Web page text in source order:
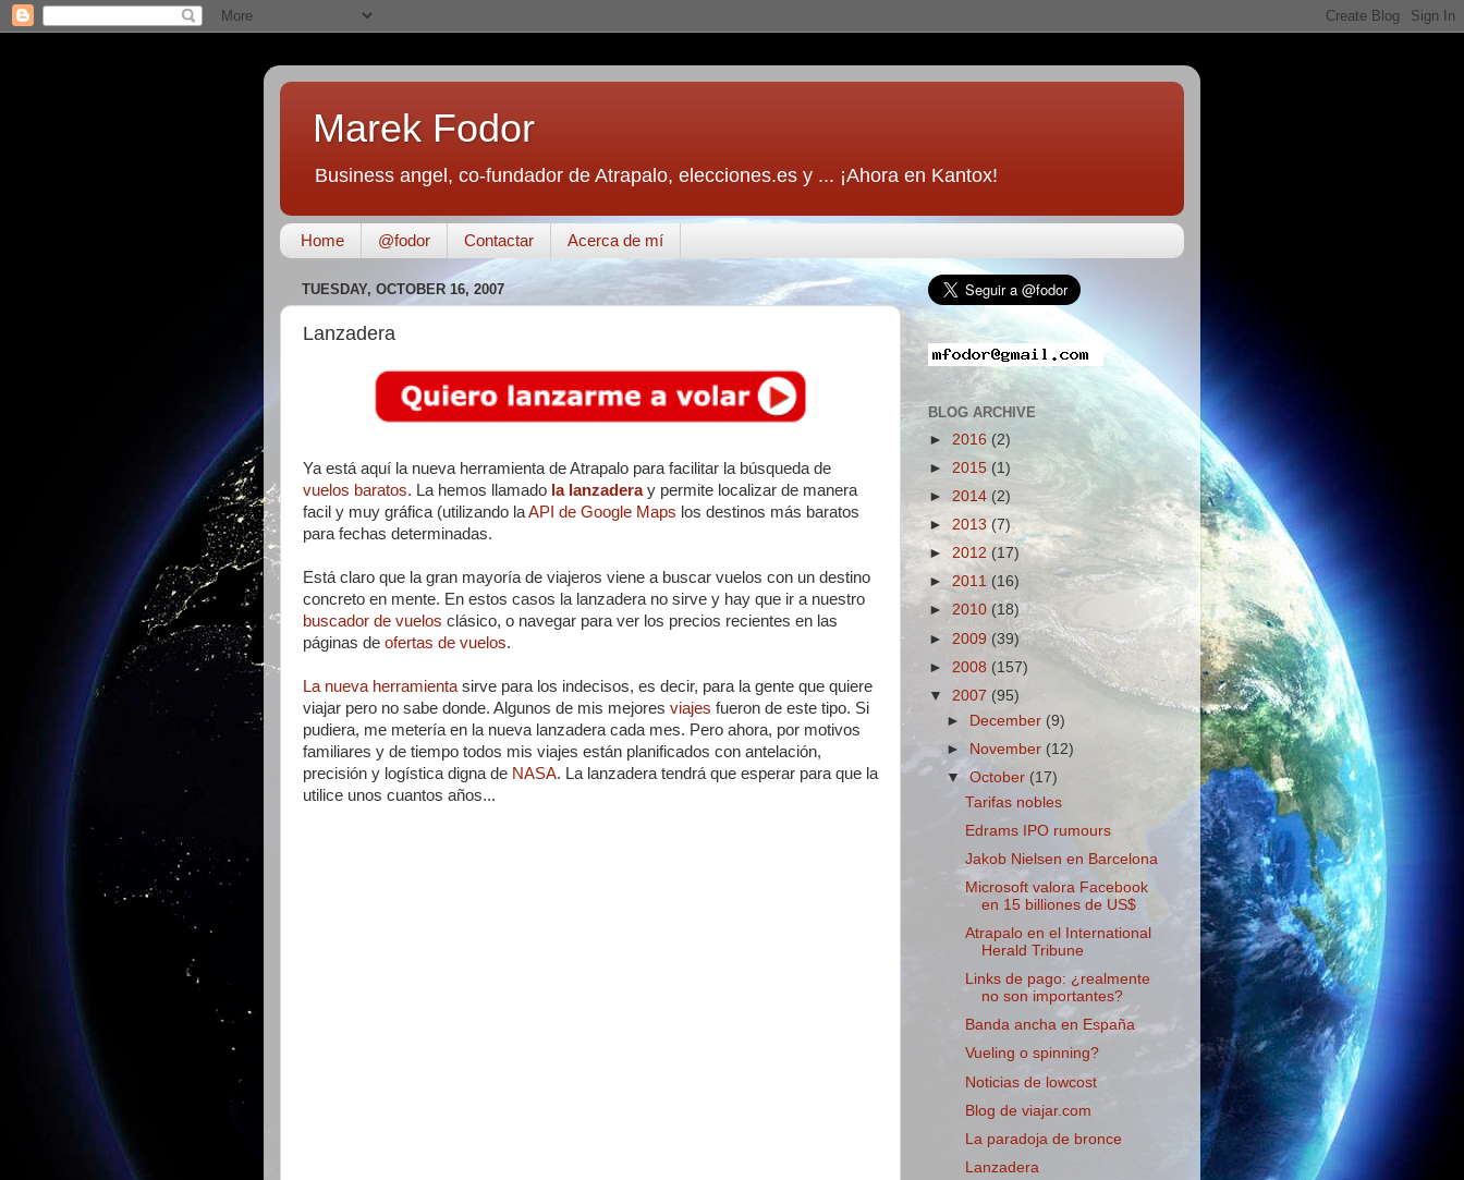
Marek Fodor
Business angel, co-fundador de Atrapalo, elecciones.es y ... ¡Ahora en Kantox!
Home @fodor Contactar Acerca de mí
TUESDAY, OCTOBER 16, 2007
Lanzadera
Ya está aquí la nueva herramienta de Atrapalo para facilitar la búsqueda de
vuelos baratos. La hemos llamado la lanzadera y permite localizar de manera
facil y muy gráfica (utilizando laAPI de Google Maps los destinos más baratos
para fechas determinadas.
Está claro que la gran mayoría de viajeros viene a buscar vuelos con un destino
concreto en mente. En estos casos la lanzadera no sirve y hay que ir a nuestro
buscador de vuelos clásico, o navegar para ver los precios recientes en las
páginas de ofertas de vuelos.
La nueva herramienta sirve para los indecisos, es decir, para la gente que quiere
viajar pero no sabe donde. Algunos de mis mejores viajes fueron de este tipo. Si
pudiera, me metería en la nueva lanzadera cada mes. Pero ahora, por motivos
familiares y de tiempo todos mis viajes están planificados con antelación,
precisión y logística digna de NASA. La lanzadera tendrá que esperar para que la
utilice unos cuantos años...
BLOG ARCHIVE
► 2016 (2)
► 2015 (1)
► 2014 (2)
► 2013(7)
► 2012 (17)
► 2011 (16)
► 2010 (18)
► 2009 (39)
► 2008 (157)
▼ 2007 (95)
► December (9)
► November (12)
▼October (17)
Tarifas nobles
Edrams IPO rumours
Jakob Nielsen en Barcelona
Microsoft valora Facebook
en 15 billiones de US$
Atrapalo en el International
Herald Tribune
Links de pago: ¿realmente
no son importantes?
Banda ancha en España
Vueling o spinning?
Noticias de lowcost
Blog de viajar.com
La paradoja de bronce
Lanzadera